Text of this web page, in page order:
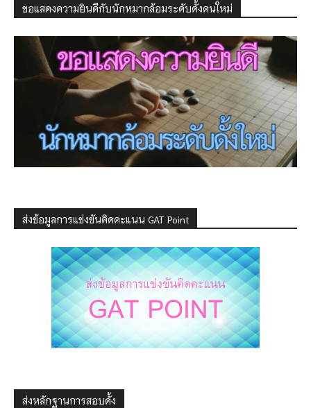
ขอแสดงความยินดีกับนักหมากล้อมระดับดั้งคนใหม่
ส่งข้อมูลการแข่งขันคิดคะแนน GAT Point
ส่งหลักฐานการสอบดั้ง